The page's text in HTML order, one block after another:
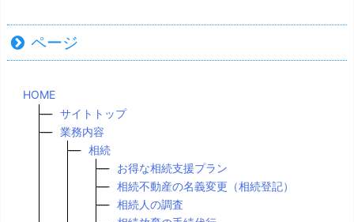
ページ
HOME
サイトトップ
業務内容
相続
お得な相続支援プラン
相続不動産の名義変更（相続登記）
相続人の調査